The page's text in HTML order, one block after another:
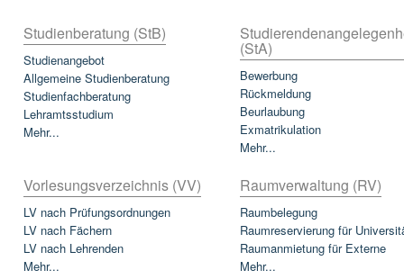
Studienberatung (StB)
Studienangebot
Allgemeine Studienberatung
Studienfachberatung
Lehramtsstudium
Mehr...
(StA)
Bewerbung
Rückmeldung
Beurlaubung
Exmatrikulation
Mehr...
Vorlesungsverzeichnis (VV)
LV nach Prüfungsordnungen
LV nach Fächern
LV nach Lehrenden
Mehr...
Raumverwaltung (RV)
Raumbelegung
Raumreservierung für
Raumanmietung für Externe
Mehr...